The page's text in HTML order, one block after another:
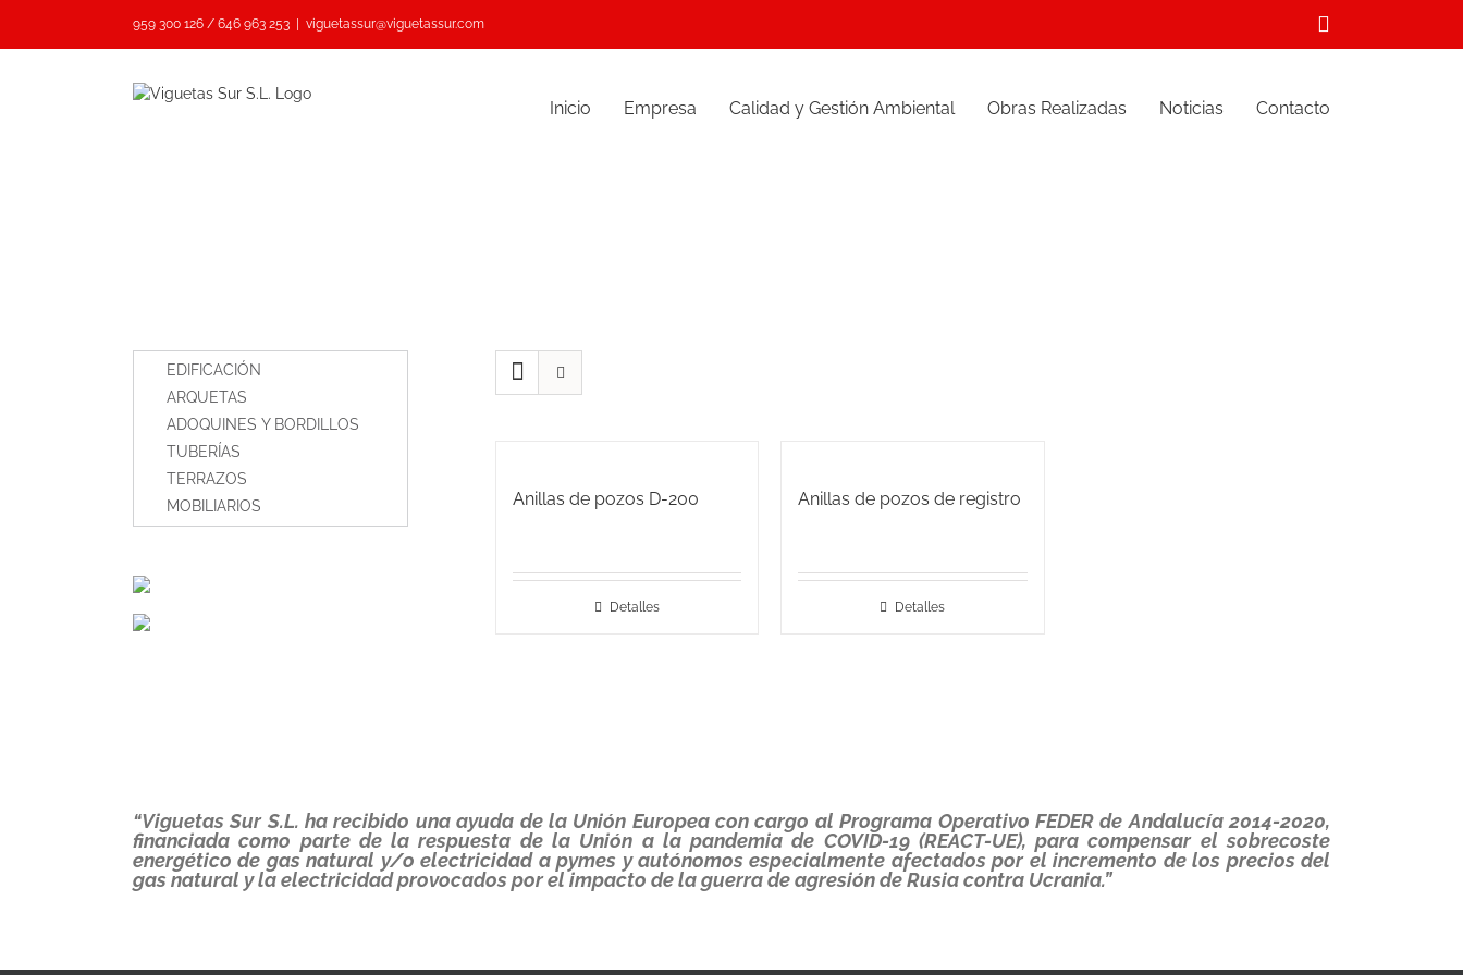
959 300 126 / 646 963 253 viguetassur@viguetassur.com
electrónico
Inicio Empresa Calidad y Gestión Ambiental Obras Realizadas Noticias Contacto
Anillas de pozos D-200
Detalles
Anillas de pozos de registro
Detalles
EDIFICACIÓN
ARQUETAS
ADOQUINES Y BORDILLOS
TUBERÍAS
TERRAZOS
MOBILIARIOS
“Viguetas Sur S.L. ha recibido una ayuda de la Unión Europea con cargo al Programa Operativo FEDER de Andalucía 2014-2020,
financiada como parte de la respuesta de la Unión a la pandemia de COVID-19 (REACT-UE), para compensar el sobrecoste
energético de gas natural y/o electricidad a pymes y autónomos especialmente afectados por el incremento de los precios del
gas natural y la electricidad provocados por el impacto de la guerra de agresión de Rusia contra Ucrania.”